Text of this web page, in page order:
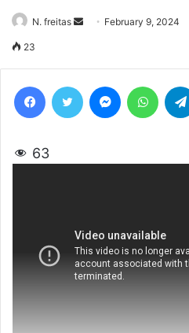
N. freitas
SendFebruary 9, 2024
23
63